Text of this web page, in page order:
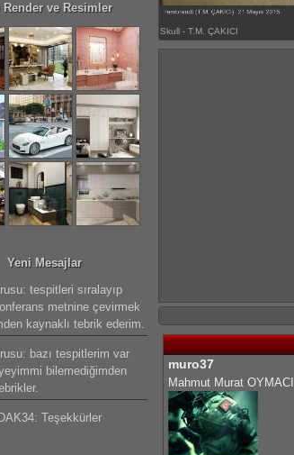
Skull - T.M. ÇAKICI
muro37
Mahmut Murat OYMACI
Render ve Resimler
Yeni Mesajlar
tespitleri sıralayıp
metnine çevirmek
kaynaklı tebrik ederim.
bazı tespitlerim var
bilemediğimden
Teşekkürler